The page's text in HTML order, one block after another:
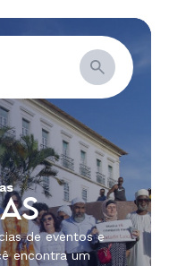
de eventos e
encontra um